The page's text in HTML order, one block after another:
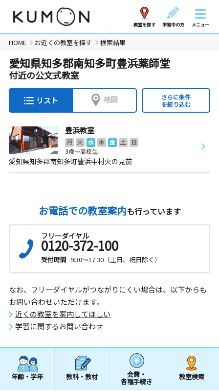
教室を探す 学習中の方 メニュー
HOME お近くの教室を探す 検索結果
愛知県知多郡南知多町豊浜薬師堂
付近の公文式教室
リスト 地図
さらに条件
を絞り込む
豊浜教室
月 火 水 木 金 土
日
3歳～高校生
愛知県知多郡南知多町豊浜中村火の見前
お電話での教室案内も行っています
フリーダイヤル
0120-372-100
受付時間 9:30～17:30（土日、祝日除く）
なお、フリーダイヤルがつながりにくい場合は、以下からも
お問い合わせいただけます。
近くの教室を案内してほしい
学習に関するお問い合わせ
年齢・学年 教科・教材 会費・
各種手続き
教室検索